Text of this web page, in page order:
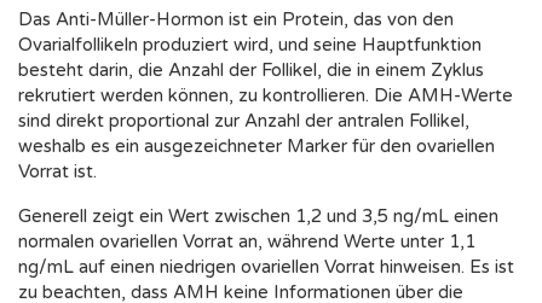
Das Anti-Müller-Hormon ist ein Protein, das von den
Ovarialfollikeln produziert wird, und seine Hauptfunktion
besteht darin, die Anzahl der Follikel, die in einem Zyklus
rekrutiert werden können, zu kontrollieren. Die AMH-Werte
sind direkt proportional zur Anzahl der antralen Follikel,
weshalb es ein ausgezeichneter Marker für den ovariellen
Vorrat ist.
Generell zeigt ein Wert zwischen 1,2 und 3,5 ng/mL einen
normalen ovariellen Vorrat an, während Werte unter 1,1
ng/mL auf einen niedrigen ovariellen Vorrat hinweisen. Es ist
zu beachten, dass AMH keine Informationen über die